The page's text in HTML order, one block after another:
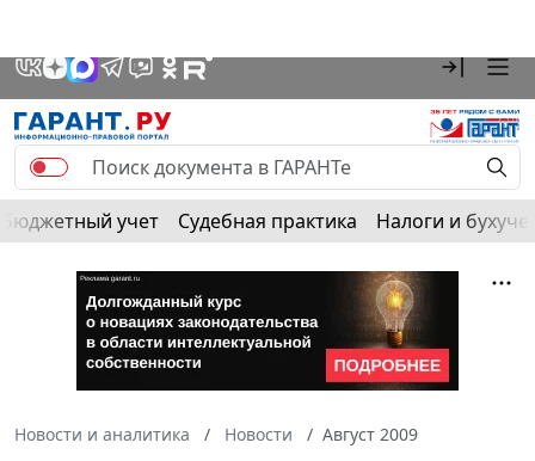
Бюджетный учет Судебная практика Налоги и
Новости и аналитика Новости Август 2009